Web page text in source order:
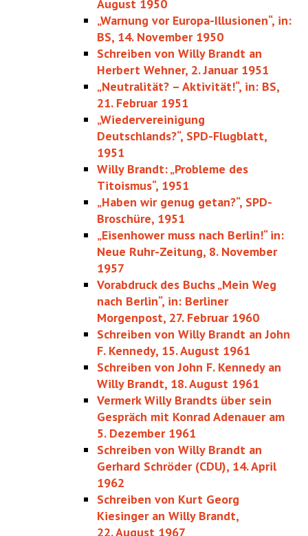
August 1950
„Warnung vor Europa-Illusionen“, in:
BS, 14. November 1950
Schreiben von Willy Brandt an
Herbert Wehner, 2. Januar 1951
„Neutralität? – Aktivität!“, in: BS,
21. Februar 1951
„Wiedervereinigung
Deutschlands?“, SPD-Flugblatt,
1951
Willy Brandt: „Probleme des
Titoismus“, 1951
„Haben wir genug getan?“, SPD-
Broschüre, 1951
„Eisenhower muss nach Berlin!“ in:
Neue Ruhr-Zeitung, 8. November
1957
Vorabdruck des Buchs „Mein Weg
nach Berlin“, in: Berliner
Morgenpost, 27. Februar 1960
Schreiben von Willy Brandt an John
F. Kennedy, 15. August 1961
Schreiben von John F. Kennedy an
Willy Brandt, 18. August 1961
Vermerk Willy Brandts über sein
Gespräch mit Konrad Adenauer am
5. Dezember 1961
Schreiben von Willy Brandt an
Gerhard Schröder (CDU), 14. April
1962
Schreiben von Kurt Georg
Kiesinger an Willy Brandt,
22. August 1967